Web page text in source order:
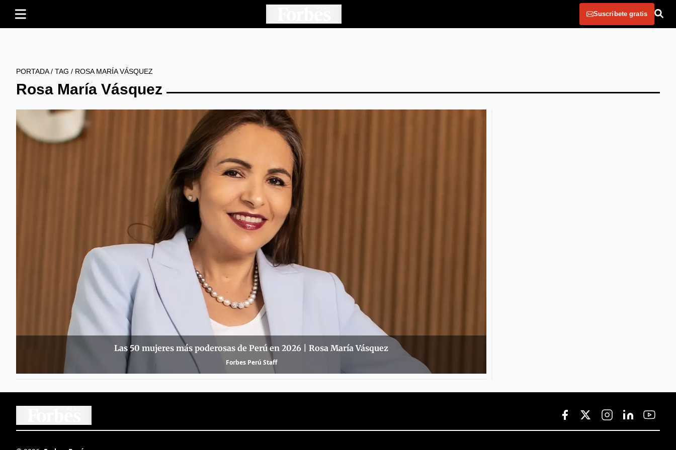
Suscribete gratis
PORTADA/ TAG / ROSA MARÍA VÁSQUEZ
Rosa María Vásquez
Las 50 mujeres más poderosas de Perú en 2026 | Rosa María Vásquez
Forbes Perú Staff